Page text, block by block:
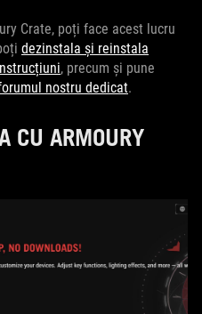
Crate, poți face acest lucru
dezinstala și reinstala
, precum și pune
nostru dedicat.
CU ARMOURY